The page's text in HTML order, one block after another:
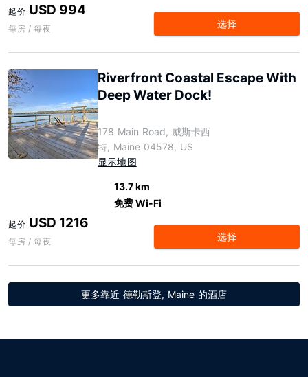
起价 USD 994
每房 / 每夜 选择
Riverfront Coastal Escape With
Deep Water Dock!
178 Main Road, 威斯卡西
特, Maine 04578, US
显示地图
13.7 km
免费 Wi-Fi
起价 USD 1216
每房 / 每夜 选择
更多靠近 德勒斯登, Maine 的酒店